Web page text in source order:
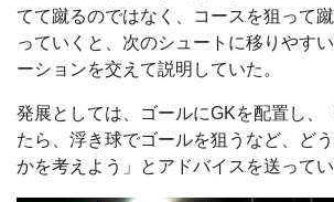
てて蹴るのではなく、コースを狙って
っていくと、次のシュートに移りやす
ーションを交えて説明していた。
発展としては、ゴールにGKを配置し、
たら、浮き球でゴールを狙うなど、ど
かを考えよう」とアドバイスを送ってい